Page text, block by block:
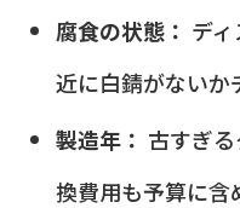
腐食の状態： デ
近に白錆がないか
製造年： 古すぎ
換費用も予算に含